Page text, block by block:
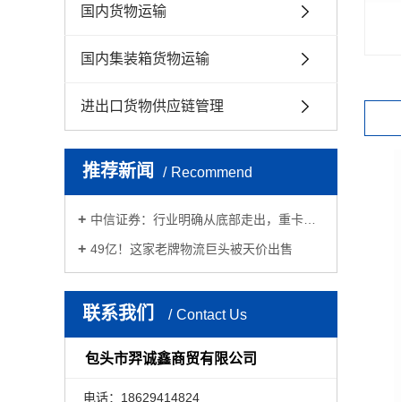
国内货物运输
国内集装箱货物运输
进出口货物供应链管理
推荐新闻 Recommend
中信证券：行业明确从底部走出，重卡…
49亿！这家老牌物流巨头被天价出售
联系我们 Contact Us
包头市羿诚鑫商贸有限公司
电话：18629414824